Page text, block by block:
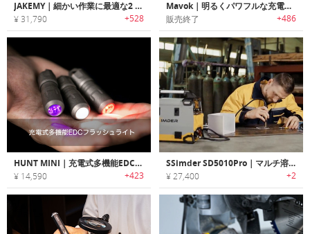
JAKEMY｜細かい作業に最適な2 IN 1のコードレス電動ドライバー「ジェークミー」
¥ 31,790 +528
Mavok｜明るくパワフルな充電式モンスターEDCフラッシュライト「マボック」
販売終了 +486
HUNT MINI｜充電式多機能EDCフラッシュライト
¥ 14,590 +423
SSimder SD5010Pro｜マルチ溶接機、ホットステープラーとはんだこてが融合したデバイス
¥ 27,400 +2